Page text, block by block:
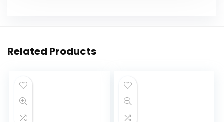
Related Products